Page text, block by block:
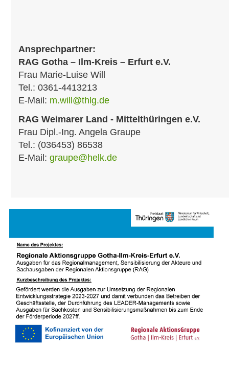
Ansprechpartner:
RAG Gotha – Ilm-Kreis – Erfurt e.V.
Frau Marie-Luise Will
Tel.: 0361-4413213
E-Mail: m.will@thlg.de
RAG Weimarer Land - Mittelthüringen e.V.
Frau Dipl.-Ing. Angela Graupe
Tel.: (036453) 86538
E-Mail: graupe@helk.de